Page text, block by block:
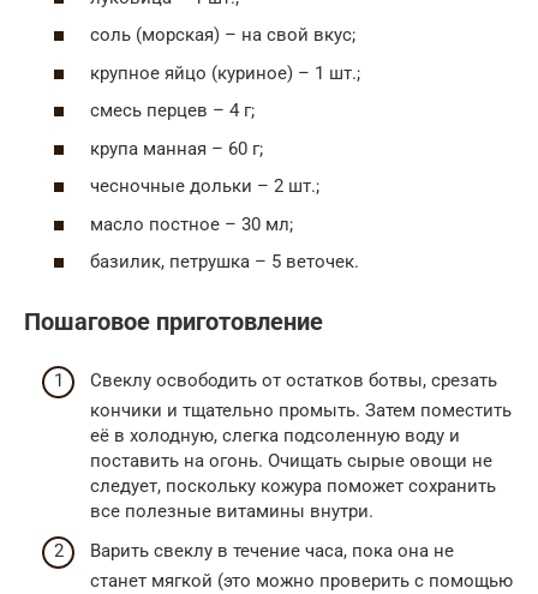
соль (морская) – на свой вкус;
крупное яйцо (куриное) – 1 шт.;
смесь перцев – 4 г;
крупа манная – 60 г;
чесночные дольки – 2 шт.;
масло постное – 30 мл;
базилик, петрушка – 5 веточек.
Пошаговое приготовление
Свеклу освободить от остатков ботвы, срезать
кончики и тщательно промыть. Затем поместить
её в холодную, слегка подсоленную воду и
поставить на огонь. Очищать сырые овощи не
следует, поскольку кожура поможет сохранить
все полезные витамины внутри.
Варить свеклу в течение часа, пока она не
станет мягкой (это можно проверить с помощью